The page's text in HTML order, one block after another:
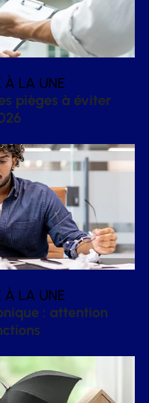
LA UNE
pièges à éviter
LA UNE
: attention